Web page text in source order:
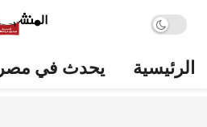
الرئيسية يحدث في مصر